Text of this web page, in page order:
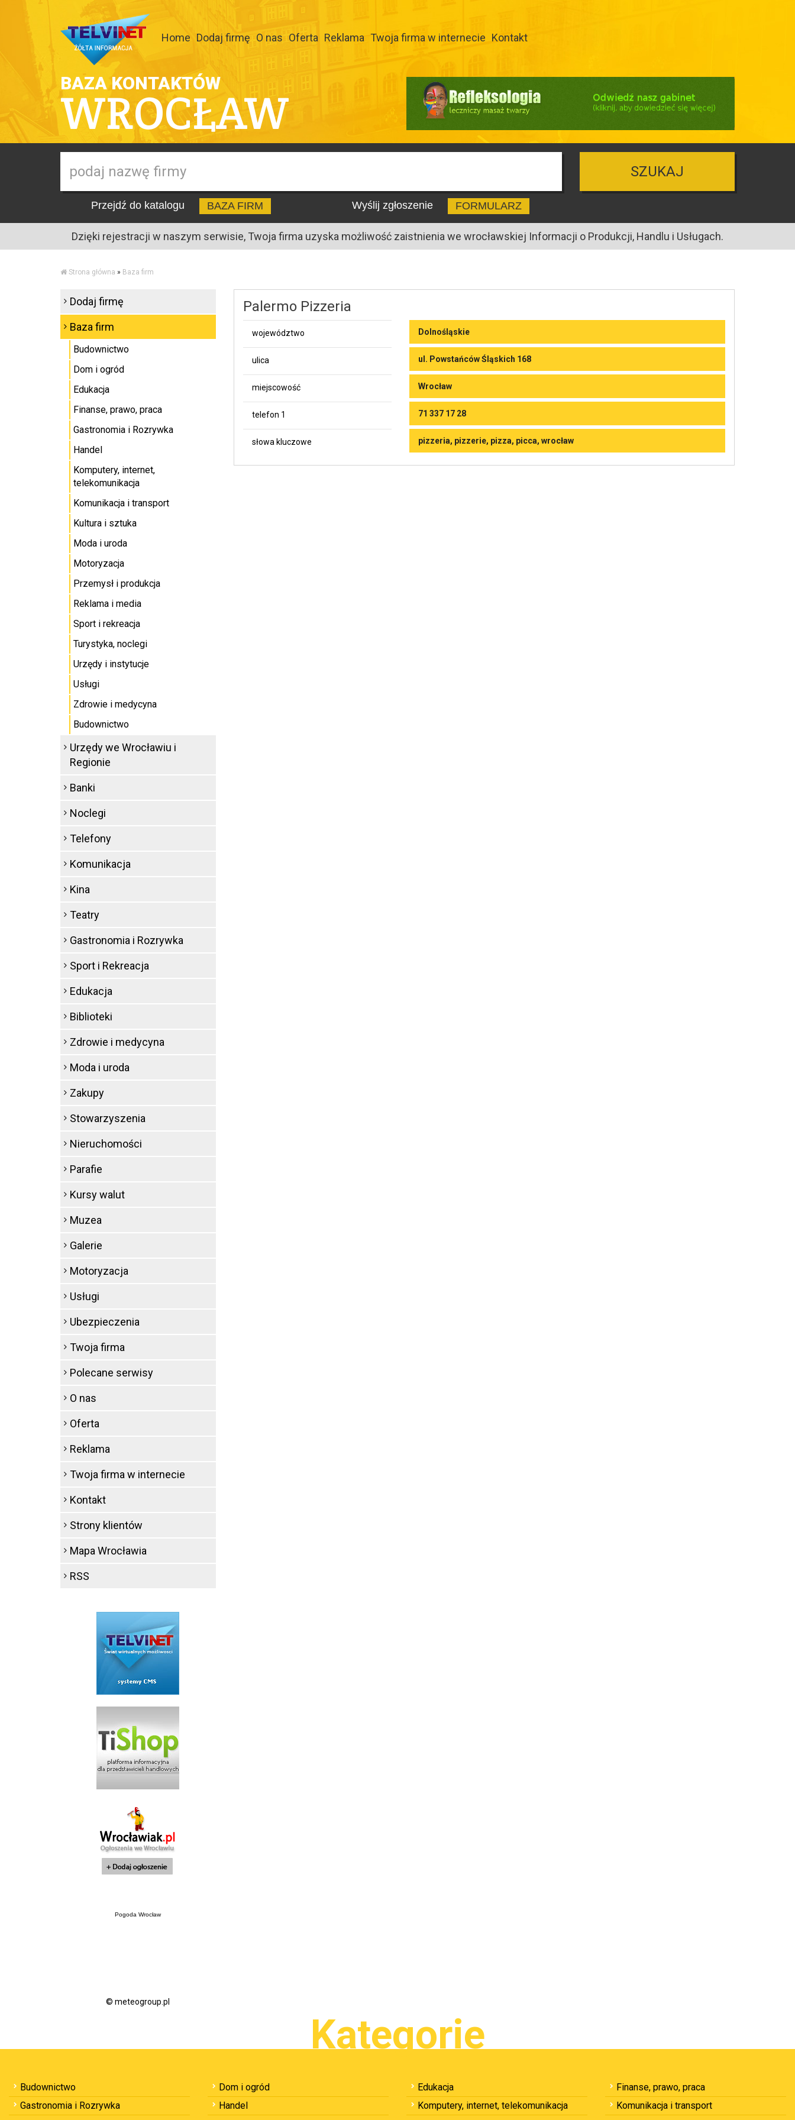
Home Dodaj firmę O nas Oferta Reklama Twoja firma w internecie Kontakt
BAZA KONTAKTÓW
WROCŁAW
SZUKAJ
Przejdź do katalogu BAZA FIRM Wyślij zgłoszenie FORMULARZ
Dzięki rejestracji w naszym serwisie, Twoja firma uzyska możliwość zaistnienia we wrocławskiej Informacji o Produkcji, Handlu i Usługach.
Strona główna » Baza firm
Palermo Pizzeria
województwo Dolnośląskie
ulica ul. Powstańców Śląskich 168
miejscowość Wrocław
telefon 1 71 337 17 28
słowa kluczowe pizzeria, pizzerie, pizza, picca, wrocław
Dodaj firmę
Baza firm
Budownictwo
Dom i ogród
Edukacja
Finanse, prawo, praca
Gastronomia i Rozrywka
Handel
Komputery, internet,
telekomunikacja
Komunikacja i transport
Kultura i sztuka
Moda i uroda
Motoryzacja
Przemysł i produkcja
Reklama i media
Sport i rekreacja
Turystyka, noclegi
Urzędy i instytucje
Usługi
Zdrowie i medycyna
Budownictwo
Urzędy we Wrocławiu i
Regionie
Banki
Noclegi
Telefony
Komunikacja
Kina
Teatry
Gastronomia i Rozrywka
Sport i Rekreacja
Edukacja
Biblioteki
Zdrowie i medycyna
Moda i uroda
Zakupy
Stowarzyszenia
Nieruchomości
Parafie
Kursy walut
Muzea
Galerie
Motoryzacja
Usługi
Ubezpieczenia
Twoja firma
Polecane serwisy
O nas
Oferta
Reklama
Twoja firma w internecie
Kontakt
Strony klientów
Mapa Wrocławia
RSS
Pogoda Wrocław
© meteogroup.pl
Kategorie
Budownictwo Dom i ogród Edukacja
Finanse, prawo, praca
Gastronomia i Rozrywka
Handel Komputery, internet, telekomunikacja
Komunikacja i transport